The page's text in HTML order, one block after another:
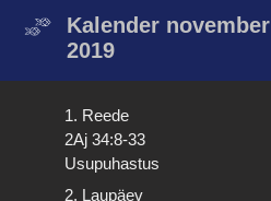
Kalender november
2019
1. Reede
2Aj 34:8-33
Usupuhastus
2. Laupäev